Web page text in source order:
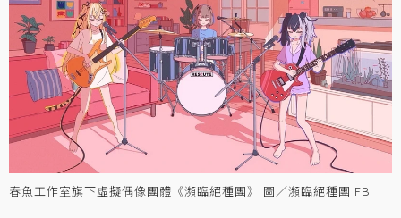
春魚工作室旗下虛擬偶像團體《瀕臨絕種團》 圖／瀕臨絕種團 FB